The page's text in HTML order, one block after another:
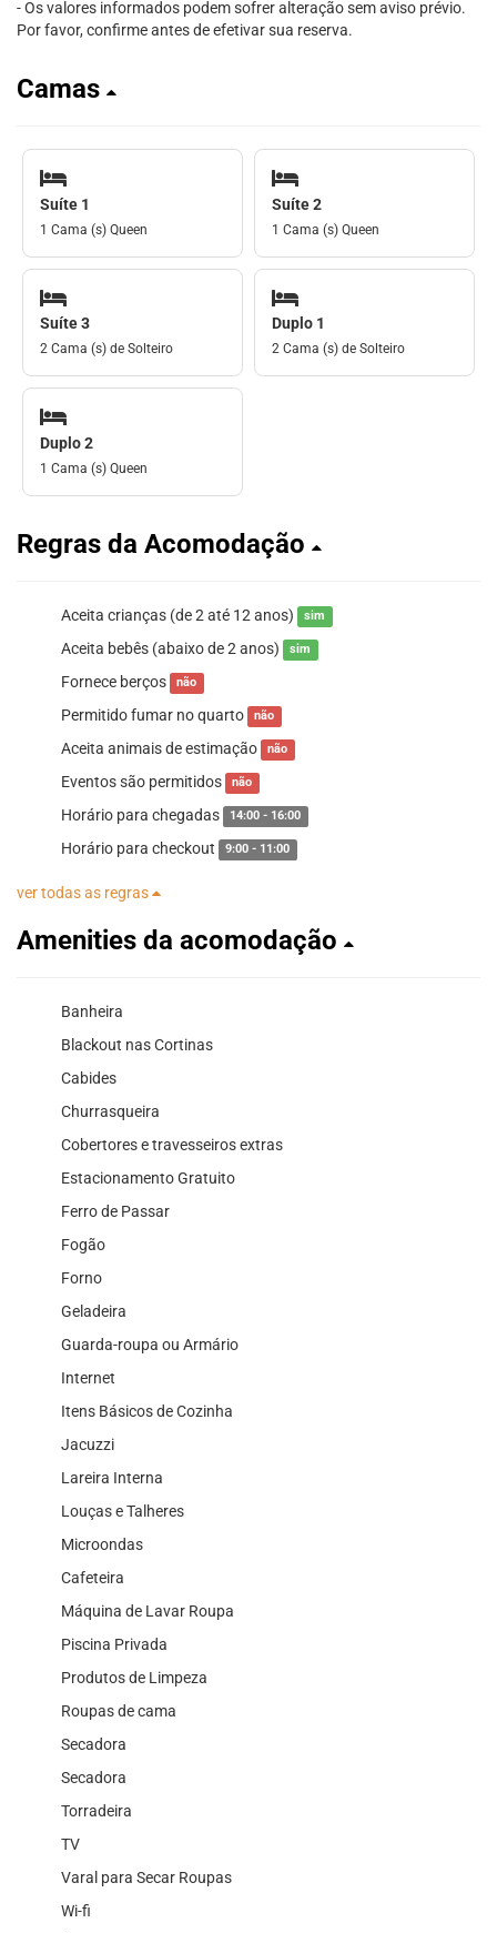
- Os valores informados podem sofrer alteração sem aviso prévio.
Por favor, confirme antes de efetivar sua reserva.
Camas
Suíte 1
1 Cama (s) Queen
Suíte 2
1 Cama (s) Queen
Suíte 3
2 Cama (s) de Solteiro
Duplo 1
2 Cama (s) de Solteiro
Duplo 2
1 Cama (s) Queen
Regras da Acomodação
Aceita crianças (de 2 até 12 anos) sim
Aceita bebês (abaixo de 2 anos) sim
Fornece berços não
Permitido fumar no quarto não
Aceita animais de estimação não
Eventos são permitidos não
Horário para chegadas 14:00 - 16:00
Horário para checkout 9:00 - 11:00
ver todas as regras
Amenities da acomodação
Banheira
Blackout nas Cortinas
Cabides
Churrasqueira
Cobertores e travesseiros extras
Estacionamento Gratuito
Ferro de Passar
Fogão
Forno
Geladeira
Guarda-roupa ou Armário
Internet
Itens Básicos de Cozinha
Jacuzzi
Lareira Interna
Louças e Talheres
Microondas
Cafeteira
Máquina de Lavar Roupa
Piscina Privada
Produtos de Limpeza
Roupas de cama
Secadora
Secadora
Torradeira
TV
Varal para Secar Roupas
Wi-fi